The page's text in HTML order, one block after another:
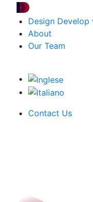
Design Develop
About
Our Team
Contact Us